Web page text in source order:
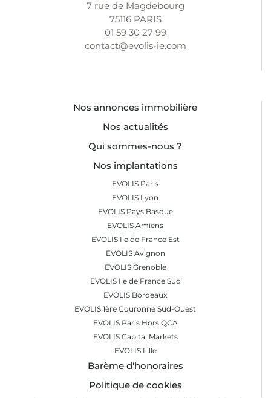
7 rue de Magdebourg
75116 PARIS
01 59 30 27 99
contact@evolis-ie.com
Nos annonces immobilière
Nos actualités
Qui sommes-nous ?
Nos implantations
EVOLIS Paris
EVOLIS Lyon
EVOLIS Pays Basque
EVOLIS Amiens
EVOLIS Ile de France Est
EVOLIS Avignon
EVOLIS Grenoble
EVOLIS Ile de France Sud
EVOLIS Bordeaux
EVOLIS 1ère Couronne Sud-Ouest
EVOLIS Paris Hors QCA
EVOLIS Capital Markets
EVOLIS Lille
Barème d'honoraires
Politique de cookies